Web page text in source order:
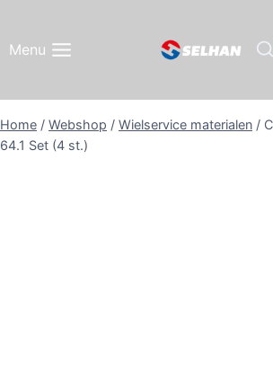
inhoud
Menu
Home / Webshop / Wielservice materialen /
64.1 Set (4 st.)